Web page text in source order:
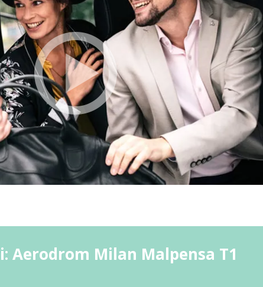
Aerodrom Milan Malpensa T1